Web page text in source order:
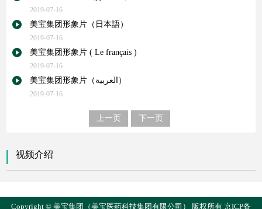
2019-07-16
美宝集团形象片（日本語）
2019-07-16
美宝集团形象片 ( Le français )
2019-07-16
美宝集团形象片（العربية）
2019-07-16
上一页 下一页
视频介绍
Copyright © 美宝集团（美宝医药科技集团有限公司） 版权所有 京ICP备